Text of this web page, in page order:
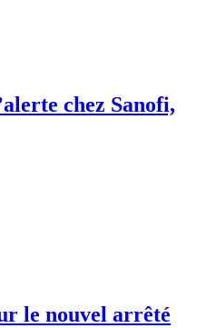
chez Sanofi,
le nouvel arrêté